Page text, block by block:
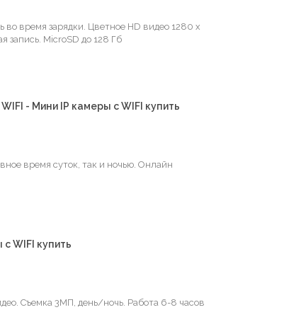
во время зарядки. Цветное HD видео 1280 х
запись. MicroSD до 128 Гб
- Мини IP камеры с WIFI купить
время суток, так и ночью. Онлайн
WIFI купить
Съемка 3МП, день/ночь. Работа 6-8 часов